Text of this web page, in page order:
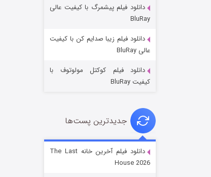
جادوگری در مغولستان
دانلود فیلم پیشمرگ با کیفیت عالی
BluRay
دانلود فیلم زیبا صدایم کن با کیفیت
عالی BluRay
دانلود فیلم کوکتل مولوتوف با
کیفیت BluRay
جدیدترین پست‌ها
دانلود فیلم آخرین خانه The Last
House 2026